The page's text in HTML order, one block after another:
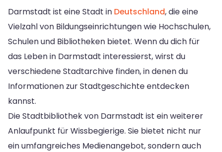
Darmstadt ist eine Stadt in Deutschland, die eine
Vielzahl von Bildungseinrichtungen wie Hochschulen,
Schulen und Bibliotheken bietet. Wenn du dich für
das Leben in Darmstadt interessierst, wirst du
verschiedene Stadtarchive finden, in denen du
Informationen zur Stadtgeschichte entdecken
kannst.
Die Stadtbibliothek von Darmstadt ist ein weiterer
Anlaufpunkt für Wissbegierige. Sie bietet nicht nur
ein umfangreiches Medienangebot, sondern auch